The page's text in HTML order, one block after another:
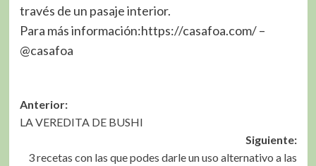
través de un pasaje interior.
Para más información:https://casafoa.com/ –
@casafoa
Navegación
de
entradas
Anterior:
LA VEREDITA DE BUSHI
Siguiente:
3 recetas con las que podes darle un uso alternativo a las